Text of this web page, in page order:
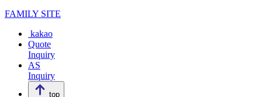
FAMILY SITE
kakao
Quote
Inquiry
AS
Inquiry
top